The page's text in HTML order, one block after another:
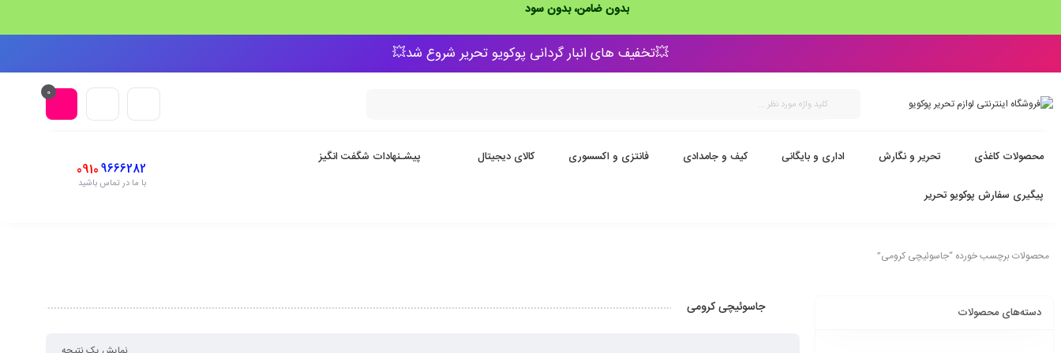
بدون ضامن، بدون سود
💥تخفیف های انبار گردانی پوکویو تحریر شروع شد💥
0
محصولات کاغذی تحریر و نگارش اداری و بایگانی کیف و جامدادی فانتزی و اکسسوری کالای دیجیتال پیشـنهادات شگفت انگیز
پیگیری سفارش پوکویو تحریر
9666282
0910
با ما در تماس باشید
محصولات برچسب خورده “جاسوئیچی کرومی”
دسته‌های محصولات جاسوئیچی کرومی